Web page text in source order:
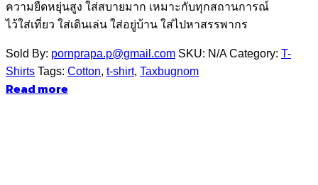
ความยืดหยุ่นสูง ใส่สบายมาก เหมาะกับทุกสถานการณ์
ไว้ใส่เที่ยว ใส่เดินเล่น ใส่อยู่บ้าน ใส่ไปหาสรรพากร
Sold By: pornprapa.p@gmail.com SKU: N/A Category: T-
Shirts Tags: Cotton, t-shirt, Taxbugnom
Read more